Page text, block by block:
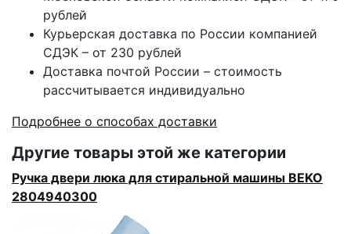
рублей
Курьерская доставка по России компанией
СДЭК – от 230 рублей
Доставка почтой России – стоимость
рассчитывается индивидуально
Подробнее о способах доставки
Другие товары этой же категории
Ручка двери люка для стиральной машины BEKO
2804940300